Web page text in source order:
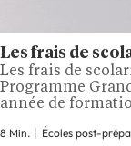
Les frais de
Les frais de
Programme
année de
euros après AST
8 Min. Écoles post-